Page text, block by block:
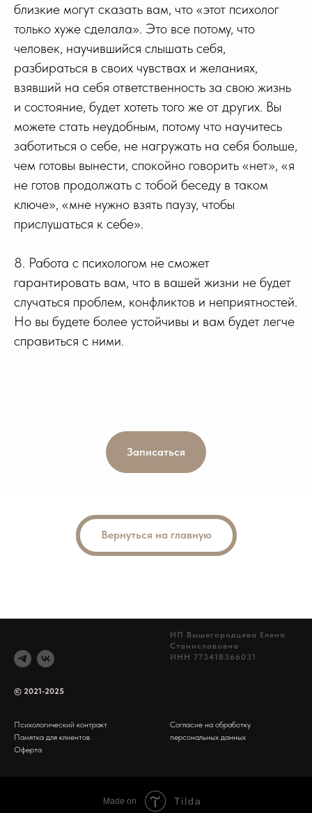
близкие могут сказать вам, что «этот психолог
только хуже сделала». Это все потому, что
человек, научившийся слышать себя,
разбираться в своих чувствах и желаниях,
взявший на себя ответственность за свою жизнь
и состояние, будет хотеть того же от других. Вы
можете стать неудобным, потому что научитесь
заботиться о себе, не нагружать на себя больше,
чем готовы вынести, спокойно говорить «нет», «я
не готов продолжать с тобой беседу в таком
ключе», «мне нужно взять паузу, чтобы
прислушаться к себе».
8. Работа с психологом не сможет
гарантировать вам, что в вашей жизни не будет
случаться проблем, конфликтов и неприятностей.
Но вы будете более устойчивы и вам будет легче
справиться с ними.
Записаться
Вернуться на главную
© 2021-2025
ИП Вышегородцева Елена
Станиславовна
ИНН 773418366031
Психологический контракт
Памятка для клиентов
Оферта
Согласие на обработку
персональных данных
Made on Tilda